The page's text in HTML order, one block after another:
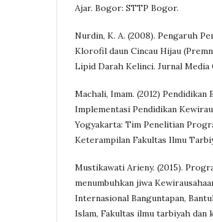
Ajar. Bogor: STTP Bogor.
Nurdin, K. A. (2008). Pengaruh
Klorofil daun Cincau Hijau
Lipid Darah Kelinci. Jurnal Media
Machali, Imam. (2012)
Implementasi Pendidikan
Yogyakarta: Tim Penelitian
Keterampilan Fakultas Ilmu
Mustikawati Arieny. (2015).
menumbuhkan jiwa
Internasional Banguntapan,
Islam, Fakultas ilmu tarbiyah dan